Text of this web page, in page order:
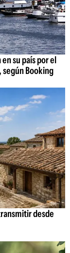
su país por el
Booking
desde